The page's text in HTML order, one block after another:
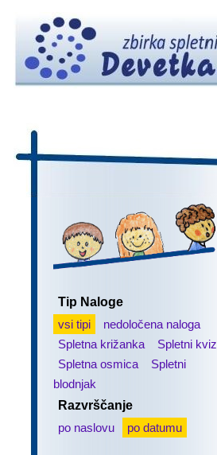
Tip Naloge
vsi tipi
nedoločena naloga
Spletna križanka
Spletni kviz
Spletna osmica
Spletni
blodnjak
Razvrščanje
po naslovu
po datumu